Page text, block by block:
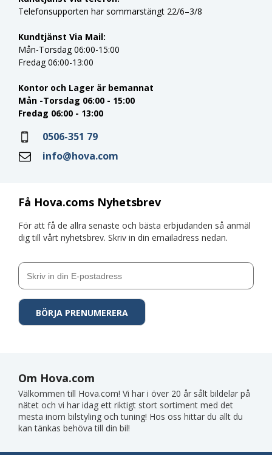
Få Hova.coms Nyhetsbrev
För att få de allra senaste och bästa erbjudanden så anmäl
dig till vårt nyhetsbrev. Skriv in din emailadress nedan.
Telefonsupporten har sommarstängt 22/6–3/8
Kundtjänst Via Mail:
Mån-Torsdag 06:00-15:00
Fredag 06:00-13:00
Kontor och Lager är bemannat
Mån -Torsdag 06:00 - 15:00
Fredag 06:00 - 13:00
0506-351 79
info@hova.com
Om Hova.com
Välkommen till Hova.com! Vi har i över 20 år sålt bildelar på
nätet och vi har idag ett riktigt stort sortiment med det
mesta inom bilstyling och tuning! Hos oss hittar du allt du
kan tänkas behöva till din bil!